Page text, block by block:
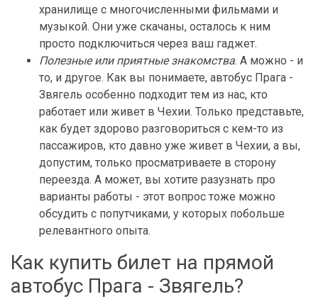
хранилище с многочисленными фильмами и
музыкой. Они уже скачаны, осталось к ним
просто подключиться через ваш гаджет.
Полезные или приятные знакомства. А можно - и
то, и другое. Как вы понимаете, автобус Прага -
Звягель особенно подходит тем из нас, кто
работает или живет в Чехии. Только представьте,
как будет здорово разговориться с кем-то из
пассажиров, кто давно уже живет в Чехии, а вы,
допустим, только просматриваете в сторону
переезда. А может, вы хотите разузнать про
варианты работы - этот вопрос тоже можно
обсудить с попутчиками, у которых побольше
релевантного опыта.
Как купить билет на прямой
автобус Прага - Звягель?